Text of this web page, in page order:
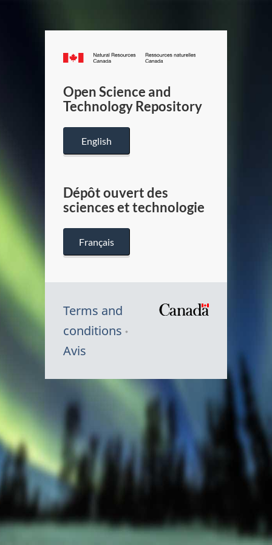
Canada.ca
/
Canada
Open Science and
Technology Repository
English
Dépôt ouvert des
sciences et technologie
Français
Terms and
conditions
Avis
Canada